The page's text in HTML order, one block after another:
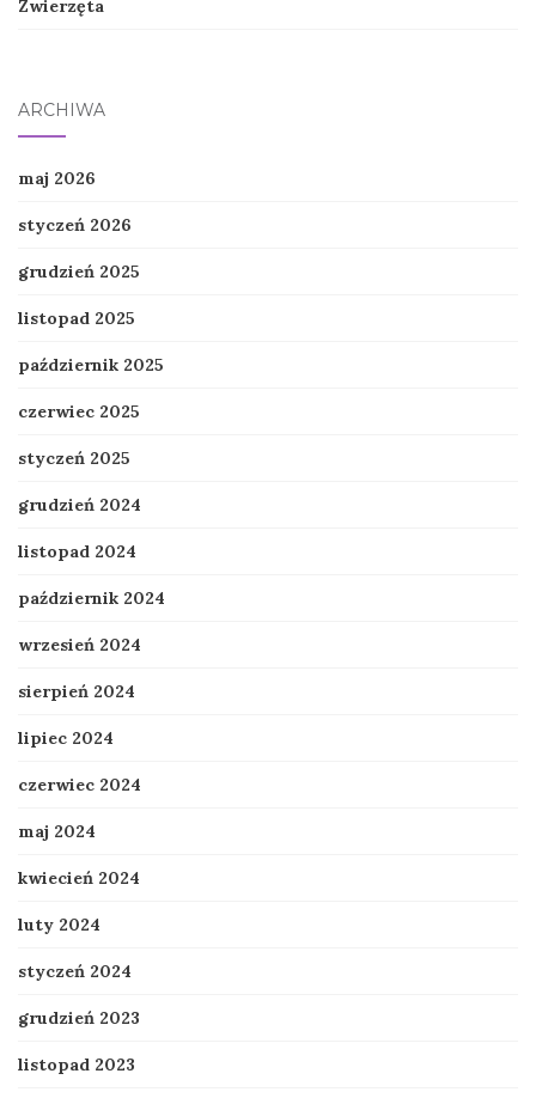
Zwierzęta
ARCHIWA
maj 2026
styczeń 2026
grudzień 2025
listopad 2025
październik 2025
czerwiec 2025
styczeń 2025
grudzień 2024
listopad 2024
październik 2024
wrzesień 2024
sierpień 2024
lipiec 2024
czerwiec 2024
maj 2024
kwiecień 2024
luty 2024
styczeń 2024
grudzień 2023
listopad 2023